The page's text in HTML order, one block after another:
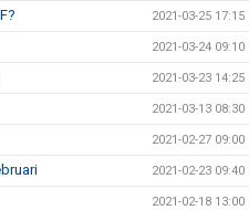
2021-03-25 17:15
2021-03-24 09:10
2021-03-23 14:25
2021-03-13 08:30
2021-02-27 09:00
2021-02-23 09:40
2021-02-18 13:00